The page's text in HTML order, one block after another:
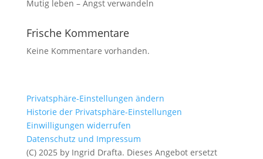
Mutig leben – Angst verwandeln
Frische Kommentare
Keine Kommentare vorhanden.
Privatsphäre-Einstellungen ändern
Historie der Privatsphäre-Einstellungen
Einwilligungen widerrufen
Datenschutz und Impressum
(C) 2025 by Ingrid Drafta. Dieses Angebot ersetzt